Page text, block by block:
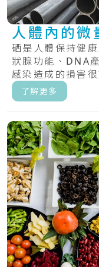
人體內的微
硒是人體保持健
狀腺功能、DNA
感染造成的損害
了解更多